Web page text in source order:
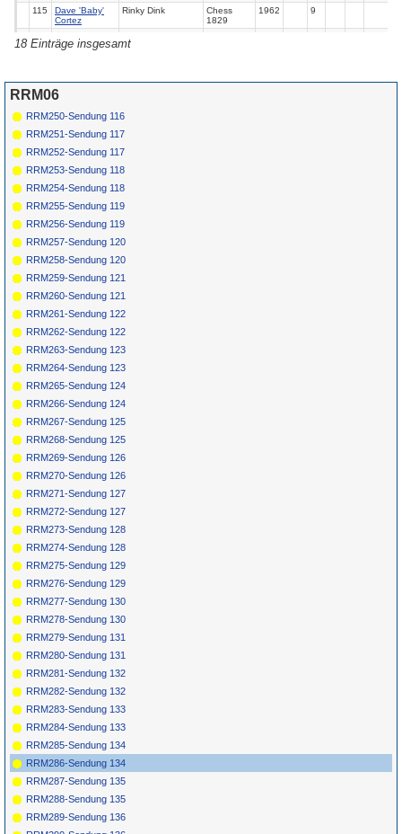
115
Dave 'Baby'
Cortez
Rinky Dink
Chess
1829
1962 9
* 118 The Trashmen
18 Einträge insgesamt
RRM06
RRM250-Sendung 116
RRM251-Sendung 117
RRM252-Sendung 117
RRM253-Sendung 118
RRM254-Sendung 118
RRM255-Sendung 119
RRM256-Sendung 119
RRM257-Sendung 120
RRM258-Sendung 120
RRM259-Sendung 121
RRM260-Sendung 121
RRM261-Sendung 122
RRM262-Sendung 122
RRM263-Sendung 123
RRM264-Sendung 123
RRM265-Sendung 124
RRM266-Sendung 124
RRM267-Sendung 125
RRM268-Sendung 125
RRM269-Sendung 126
RRM270-Sendung 126
RRM271-Sendung 127
RRM272-Sendung 127
RRM273-Sendung 128
RRM274-Sendung 128
RRM275-Sendung 129
RRM276-Sendung 129
RRM277-Sendung 130
RRM278-Sendung 130
RRM279-Sendung 131
RRM280-Sendung 131
RRM281-Sendung 132
RRM282-Sendung 132
RRM283-Sendung 133
RRM284-Sendung 133
RRM285-Sendung 134
RRM286-Sendung 134
RRM287-Sendung 135
RRM288-Sendung 135
RRM289-Sendung 136